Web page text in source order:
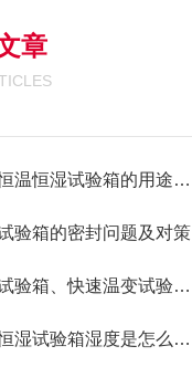
章
湿试验箱的用途和注意事项
验箱的密封问题及对策
快速温变试验箱和高低温试验箱的区别
试验箱湿度是怎么实现的？